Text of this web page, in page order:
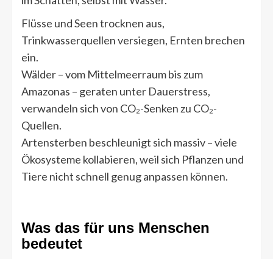
Flüsse und Seen trocknen aus,
Trinkwasserquellen versiegen, Ernten brechen
ein.
Wälder – vom Mittelmeerraum bis zum
Amazonas – geraten unter Dauerstress,
verwandeln sich von CO₂-Senken zu CO₂-
Quellen.
Artensterben beschleunigt sich massiv – viele
Ökosysteme kollabieren, weil sich Pflanzen und
Tiere nicht schnell genug anpassen können.
Was das für uns Menschen
bedeutet